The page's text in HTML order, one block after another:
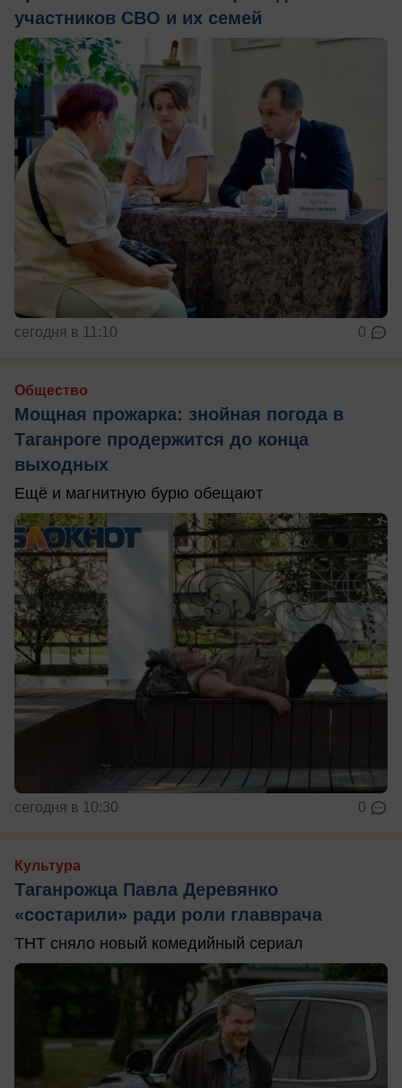
участников СВО и их семей
сегодня в 11:10 0
Общество
Мощная прожарка: знойная погода в
Таганроге продержится до конца
выходных
Ещё и магнитную бурю обещают
сегодня в 10:30 0
Культура
Таганрожца Павла Деревянко
«состарили» ради роли главврача
ТНТ сняло новый комедийный сериал